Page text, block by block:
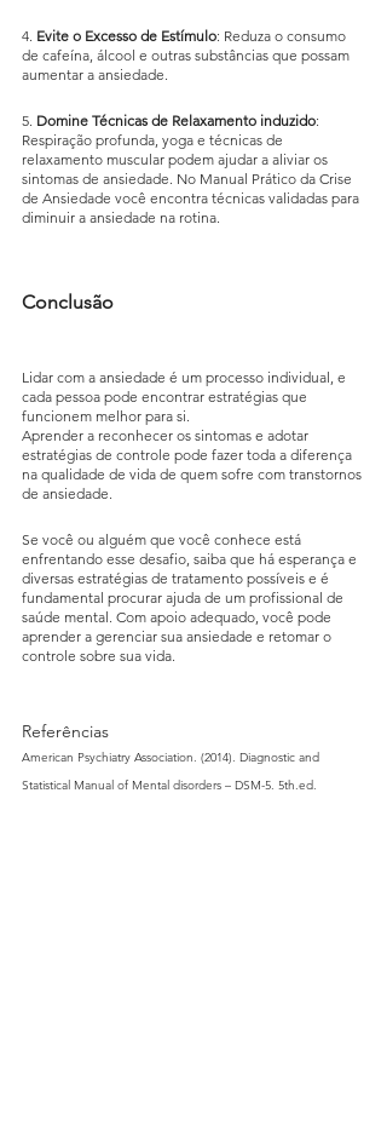
4. Evite o Excesso de Estímulo: Reduza o consumo
de cafeína, álcool e outras substâncias que possam
aumentar a ansiedade.
5. Domine Técnicas de Relaxamento induzido:
Respiração profunda, yoga e técnicas de
relaxamento muscular podem ajudar a aliviar os
sintomas de ansiedade. No Manual Prático da Crise
de Ansiedade você encontra técnicas validadas para
diminuir a ansiedade na rotina.
Conclusão
Lidar com a ansiedade é um processo individual, e
cada pessoa pode encontrar estratégias que
funcionem melhor para si.
Aprender a reconhecer os sintomas e adotar
estratégias de controle pode fazer toda a diferença
na qualidade de vida de quem sofre com transtornos
de ansiedade.
Se você ou alguém que você conhece está
enfrentando esse desafio, saiba que há esperança e
diversas estratégias de tratamento possíveis e é
fundamental procurar ajuda de um profissional de
saúde mental. Com apoio adequado, você pode
aprender a gerenciar sua ansiedade e retomar o
controle sobre sua vida.
Referências
American Psychiatry Association. (2014). Diagnostic and
Statistical Manual of Mental disorders – DSM-5. 5th.ed.